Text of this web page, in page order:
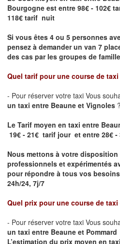
Bourgogne est entre 98€ - 102€
118€ tarif nuit
Si vous êtes 4 ou 5 personnes
pensez à demander un van 7
des cas par les groupes de
Quel tarif pour une course de taxi
- Pour réserver votre taxi Vous
un taxi entre Beaune et Vignoles ?
Le Tarif moyen en taxi entre
19€ - 21€ tarif jour et entre 28€
Nous mettons à votre
professionnels et expérimentés
pour répondre à tous vos
24h/24, 7j/7
Quel prix pour une course de taxi
- Pour réserver votre taxi Vous
un taxi entre Beaune et Pommard
L’estimation du prix moyen en